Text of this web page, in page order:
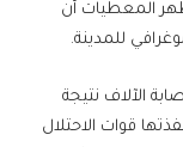
المعطيات أن
للمدينة.
فلسطينياً وإصابة الآلاف نتيجة
قوات الاحتلال